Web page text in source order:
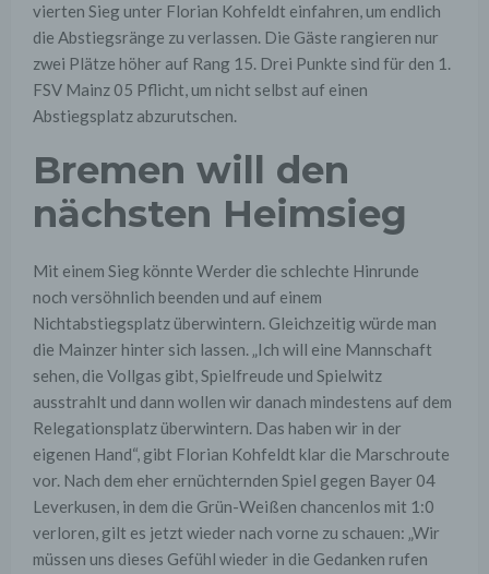
vierten Sieg unter Florian Kohfeldt einfahren, um endlich
die Abstiegsränge zu verlassen. Die Gäste rangieren nur
zwei Plätze höher auf Rang 15. Drei Punkte sind für den 1.
FSV Mainz 05 Pflicht, um nicht selbst auf einen
Abstiegsplatz abzurutschen.
Bremen will den
nächsten Heimsieg
Mit einem Sieg könnte Werder die schlechte Hinrunde
noch versöhnlich beenden und auf einem
Nichtabstiegsplatz überwintern. Gleichzeitig würde man
die Mainzer hinter sich lassen. „Ich will eine Mannschaft
sehen, die Vollgas gibt, Spielfreude und Spielwitz
ausstrahlt und dann wollen wir danach mindestens auf dem
Relegationsplatz überwintern. Das haben wir in der
eigenen Hand“, gibt Florian Kohfeldt klar die Marschroute
vor. Nach dem eher ernüchternden Spiel gegen Bayer 04
Leverkusen, in dem die Grün-Weißen chancenlos mit 1:0
verloren, gilt es jetzt wieder nach vorne zu schauen: „Wir
müssen uns dieses Gefühl wieder in die Gedanken rufen